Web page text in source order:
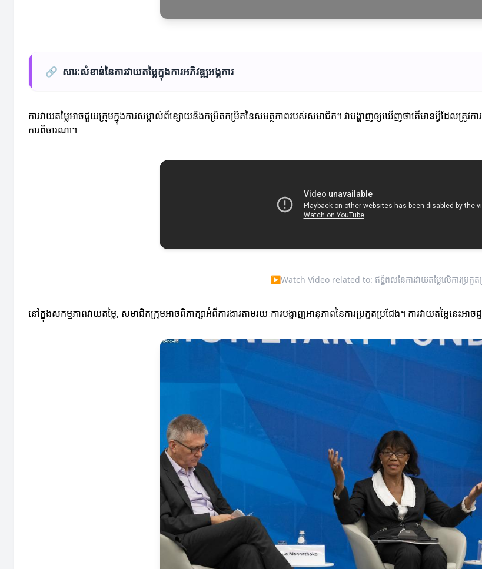
🔗 សារៈសំខាន់នៃការវាយតម្លៃក្នុងការអភិវឌ្ឍអង្គការ
ការវាយតម្លៃអាចជួយក្រុមក្នុងការសម្គាល់ពីខ្សោយនិងកម្រិតកម្រិតនៃសមត្ថភាពរបស់សមាជិក។ វាបង្ហាញឲ្យឃើញថាតើមានអ្វីដែលត្
ការពិចារណា។
▶Watch Video related to: ឥទ្ឋិពលនៃការវាយតម្លៃលើការប្រកួត
នៅក្នុងសកម្មភាពវាយតម្លៃ, សមាជិកក្រុមអាចពិភាក្សាអំពីការងារតាមរយៈការបង្ហាញអានុភាពនៃការប្រកួតប្រជែង។ ការវាយតម្លៃនេះអ